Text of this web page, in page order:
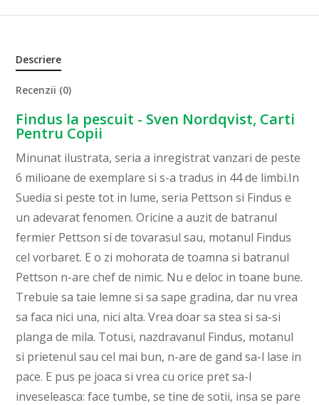
Descriere
Recenzii (0)
Findus la pescuit - Sven Nordqvist, Carti
Pentru Copii
Minunat ilustrata, seria a inregistrat vanzari de peste
6 milioane de exemplare si s-a tradus in 44 de limbi.In
Suedia si peste tot in lume, seria Pettson si Findus e
un adevarat fenomen. Oricine a auzit de batranul
fermier Pettson si de tovarasul sau, motanul Findus
cel vorbaret. E o zi mohorata de toamna si batranul
Pettson n-are chef de nimic. Nu e deloc in toane bune.
Trebuie sa taie lemne si sa sape gradina, dar nu vrea
sa faca nici una, nici alta. Vrea doar sa stea si sa-si
planga de mila. Totusi, nazdravanul Findus, motanul
si prietenul sau cel mai bun, n-are de gand sa-l lase in
pace. E pus pe joaca si vrea cu orice pret sa-l
inveseleasca: face tumbe, se tine de sotii, insa se pare